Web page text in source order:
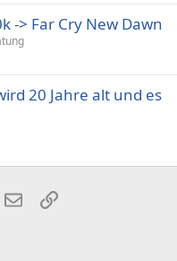
-> Far Cry New Dawn
20 Jahre alt und es
E-MailLink